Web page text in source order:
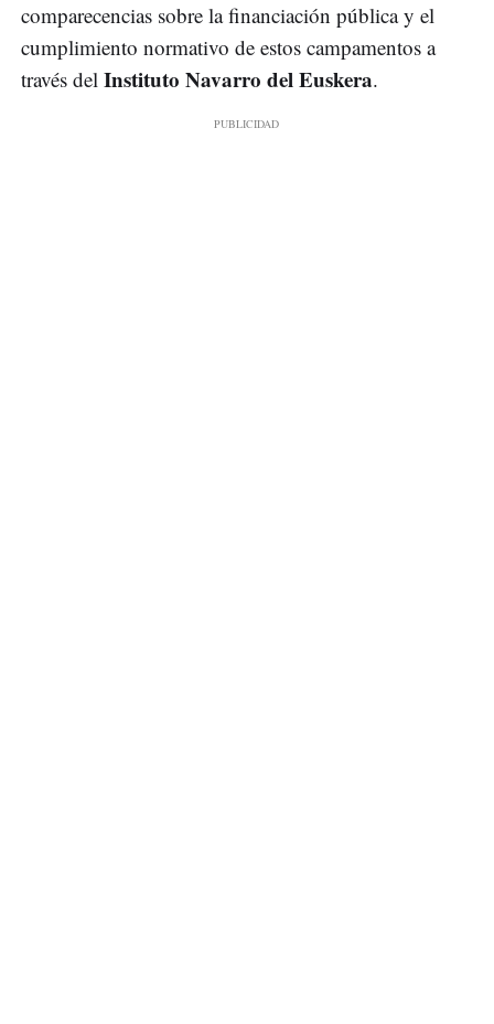
comparecencias sobre la financiación pública y el
cumplimiento normativo de estos campamentos a
través del Instituto Navarro del Euskera.